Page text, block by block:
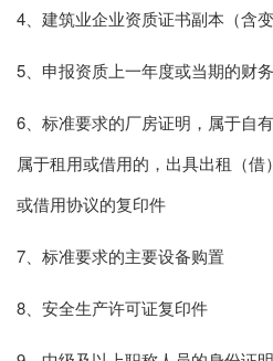
4、建筑业企业资质证书副本（含
5、申报资质上一年度或当期的财
6、标准要求的厂房证明，属于自
属于租用或借用的，出具出租（
或借用协议的复印件
7、标准要求的主要设备购置
8、安全生产许可证复印件